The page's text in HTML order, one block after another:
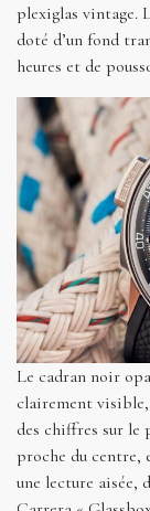
plexiglas vintage.
doté d’un fond
heures et de
Le cadran noir
clairement visible,
des chiffres sur le
proche du centre,
une lecture aisée,